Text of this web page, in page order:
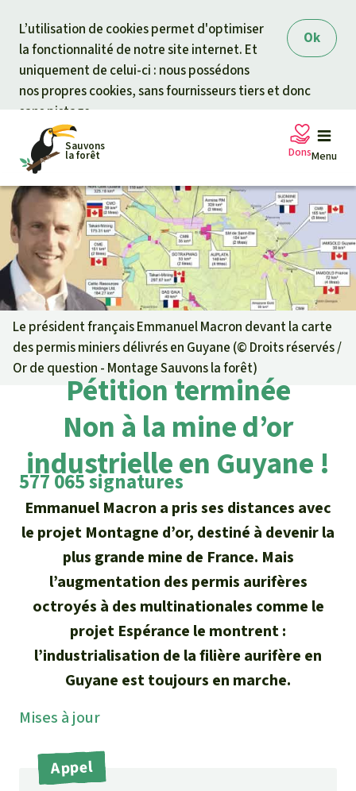
Ok
L’utilisation de cookies permet d'optimiser
la fonctionnalité de notre site internet. Et
uniquement de celui-ci : nous possédons
nos propres cookies, sans fournisseurs tiers et donc
sans pistage.
Sauvons
la forêt Menu
Pétitions
Projets
Informations
Pour approfondir
Actualités
Succès
Lettre d'information
Thématiques
Climat et forêt tropicale
La biodiversité
L'huile de palme
Les aires protégées
La forêt tropicale
Le bois tropical
Les biocarburants
Association
Sauvons la forêt
Qui sommes-nous ?
Nous contacter
Transparence
Questions fréquentes
Rapports annuels
Mentions légales
Recherche
Français
Deutsch
English
Español
Italiano
Português
Dons
Votre soutien est capital
Don général
Fonds d'urgence
Certificats de don
Questions & réponses
Don pour un thème
Protection des animaux
Protection des forêts tropicales
Soutien aux activistes
Don pour une région
Asie du Sud-Est
Afrique
Amérique latine
Le président français Emmanuel Macron devant la carte
des permis miniers délivrés en Guyane (© Droits réservés /
Or de question - Montage Sauvons la forêt)
Pétition terminée
Non à la mine d’or
industrielle en Guyane !
577 065 signatures
Emmanuel Macron a pris ses distances avec
le projet Montagne d’or, destiné à devenir la
plus grande mine de France. Mais
l’augmentation des permis aurifères
octroyés à des multinationales comme le
projet Espérance le montrent :
l’industrialisation de la filière aurifère en
Guyane est toujours en marche.
Mises à jour
Appel